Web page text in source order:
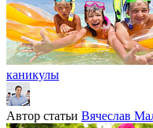
каникулы
Автор статьи Вячеслав